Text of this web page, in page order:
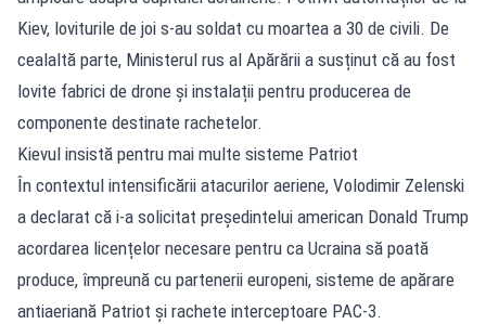
Kiev, loviturile de joi s-au soldat cu moartea a 30 de civili. De
cealaltă parte, Ministerul rus al Apărării a susținut că au fost
lovite fabrici de drone și instalații pentru producerea de
componente destinate rachetelor.
Kievul insistă pentru mai multe sisteme Patriot
În contextul intensificării atacurilor aeriene, Volodimir Zelenski
a declarat că i-a solicitat președintelui american Donald Trump
acordarea licențelor necesare pentru ca Ucraina să poată
produce, împreună cu partenerii europeni, sisteme de apărare
antiaeriană Patriot și rachete interceptoare PAC-3.